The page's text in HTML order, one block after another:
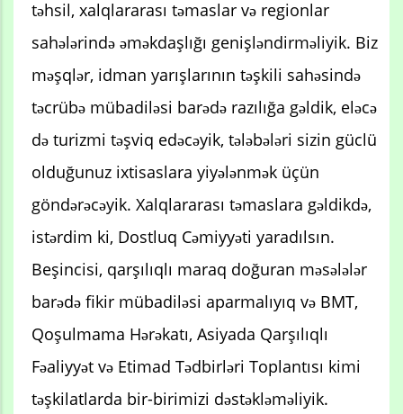
təhsil, xalqlararası təmaslar və regionlar
sahələrində əməkdaşlığı genişləndirməliyik. Biz
məşqlər, idman yarışlarının təşkili sahəsində
təcrübə mübadiləsi barədə razılığa gəldik, eləcə
də turizmi təşviq edəcəyik, tələbələri sizin güclü
olduğunuz ixtisaslara yiyələnmək üçün
göndərəcəyik. Xalqlararası təmaslara gəldikdə,
istərdim ki, Dostluq Cəmiyyəti yaradılsın.
Beşincisi, qarşılıqlı maraq doğuran məsələlər
barədə fikir mübadiləsi aparmalıyıq və BMT,
Qoşulmama Hərəkatı, Asiyada Qarşılıqlı
Fəaliyyət və Etimad Tədbirləri Toplantısı kimi
təşkilatlarda bir-birimizi dəstəkləməliyik.